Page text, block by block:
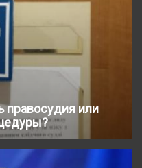
правосудия или